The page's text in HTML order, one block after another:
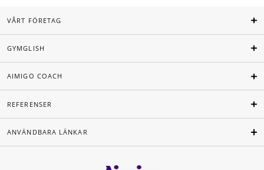
VÅRT FÖRETAG
GYMGLISH
AIMIGO COACH
REFERENSER
ANVÄNDBARA LÄNKAR